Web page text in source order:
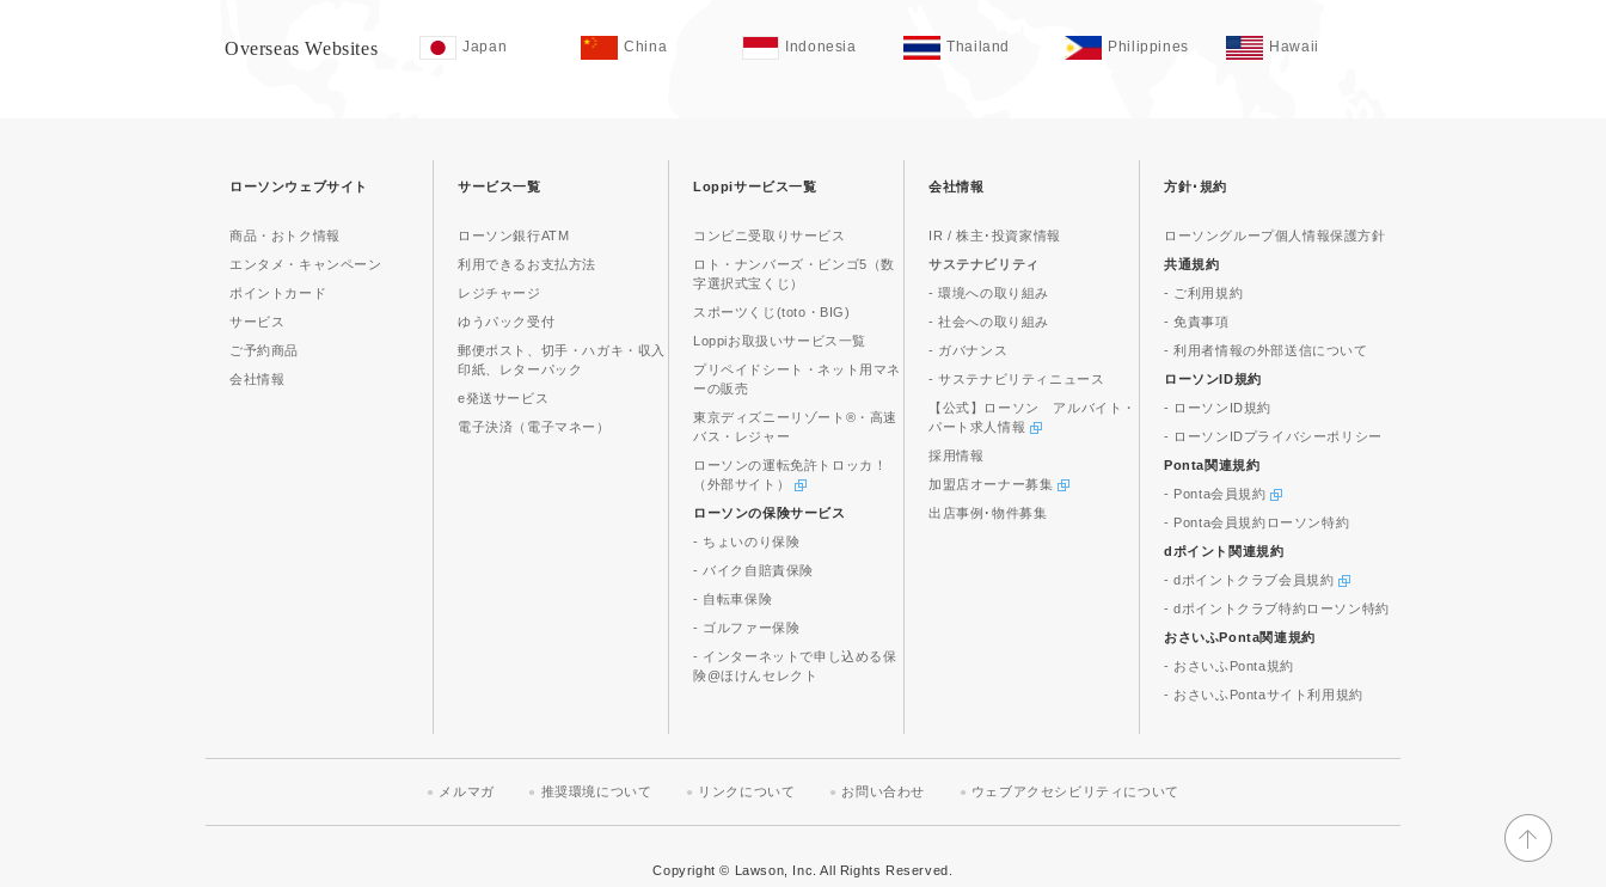
Overseas Websites Japan China Indonesia Thailand Philippines Hawaii
ローソンウェブサイト
商品・おトク情報
エンタメ・キャンペーン
ポイントカード
サービス
ご予約商品
会社情報
サービス一覧
ローソン銀行ATM
利用できるお支払方法
レジチャージ
ゆうパック受付
郵便ポスト、切手・ハガキ・収入
印紙、レターパック
e発送サービス
電子決済（電子マネー）
Loppiサービス一覧
コンビニ受取りサービス
ロト・ナンバーズ・ビンゴ5（数
字選択式宝くじ）
スポーツくじ(toto・BIG)
Loppiお取扱いサービス一覧
プリペイドシート・ネット用マネ
ーの販売
東京ディズニーリゾート®・高速
バス・レジャー
ローソンの運転免許トロッカ！
（外部サイト）
ローソンの保険サービス
- ちょいのり保険
- バイク自賠責保険
- 自転車保険
- ゴルファー保険
- インターネットで申し込める保
険@ほけんセレクト
会社情報
IR / 株主･投資家情報
サステナビリティ
- 環境への取り組み
- 社会への取り組み
- ガバナンス
- サステナビリティニュース
【公式】ローソン アルバイト・
パート求人情報
採用情報
加盟店オーナー募集
出店事例･物件募集
方針･規約
ローソングループ個人情報保護方針
共通規約
- ご利用規約
- 免責事項
- 利用者情報の外部送信について
ローソンID規約
- ローソンID規約
- ローソンIDプライバシーポリシー
Ponta関連規約
- Ponta会員規約
- Ponta会員規約ローソン特約
dポイント関連規約
- dポイントクラブ会員規約
- dポイントクラブ特約ローソン特約
おさいふPonta関連規約
- おさいふPonta規約
- おさいふPontaサイト利用規約
メルマガ 推奨環境について リンクについて お問い合わせ ウェブアクセシビリティについて
Copyright © Lawson, Inc. All Rights Reserved.